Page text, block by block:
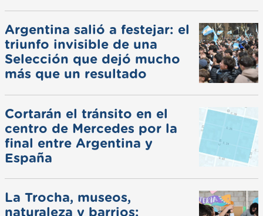
Argentina salió a festejar: el
triunfo invisible de una
Selección que dejó mucho
más que un resultado
Cortarán el tránsito en el
centro de Mercedes por la
final entre Argentina y
España
La Trocha, museos,
naturaleza y barrios: